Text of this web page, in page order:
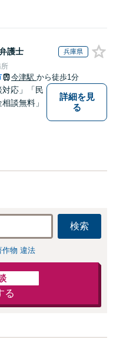
護士 兵庫県
所
今津駅 から徒歩1分
対応」「民
談無料」
詳細を見
る
検索
作物 違法
る